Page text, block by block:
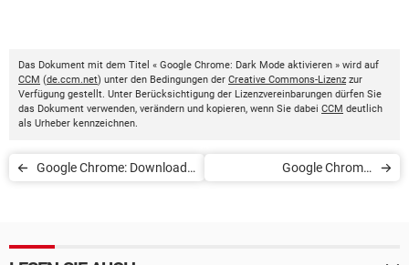
Das Dokument mit dem Titel « Google Chrome: Dark Mode aktivieren » wird auf
CCM (de.ccm.net) unter den Bedingungen der Creative Commons-Lizenz zur
Verfügung gestellt. Unter Berücksichtigung der Lizenzvereinbarungen dürfen Sie
das Dokument verwenden, verändern und kopieren, wenn Sie dabei CCM deutlich
als Urheber kennzeichnen.
Google Chrome: Download-
Google Chrome: